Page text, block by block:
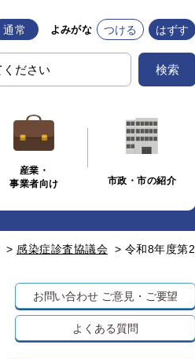
通常 よみがな つける はずす
検索
産業・
事業者向け
市政・市の紹介
> 感染症診査協議会 > 令和8年度第2
お問い合わせ ご意見・ご要望
よくある質問